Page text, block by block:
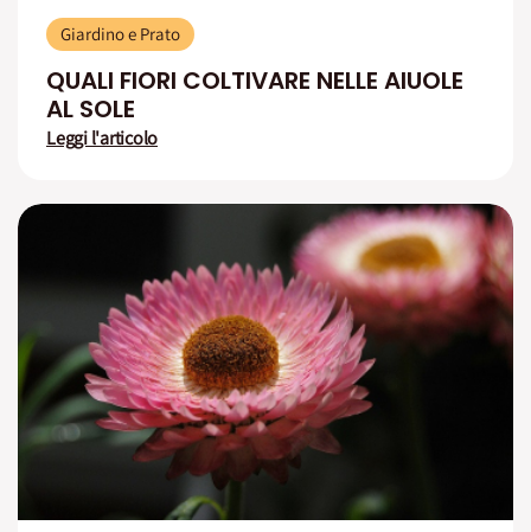
Giardino e Prato
QUALI FIORI COLTIVARE NELLE AIUOLE
AL SOLE
Leggi l'articolo